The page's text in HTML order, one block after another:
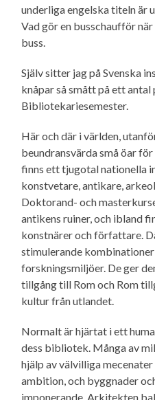
underliga engelska titeln är
Vad gör en busschaufför
buss.
Själv sitter jag på Svenska
knåpar så smått på ett antal
Bibliotekariesemester.
Här och där i världen,
beundransvärda små öar
finns ett tjugotal nationella
konstvetare, antikare,
Doktorand- och
antikens ruiner, och ibland
konstnärer och författare.
stimulerande
forskningsmiljöer. De ger
tillgång till Rom och Rom
kultur från utlandet.
Normalt är hjärtat i ett
dess bibliotek. Många av
hjälp av välvilliga
ambition, och byggnader
imponerande. Arkitekten